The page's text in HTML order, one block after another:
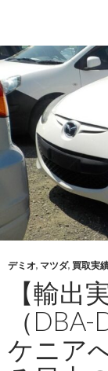
デミオ, マツダ, 買取実
【輸出
（
ケニア